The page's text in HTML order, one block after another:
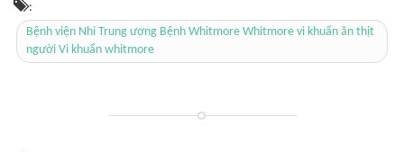
:
Bệnh viện Nhi Trung ương Bệnh Whitmore Whitmore vi khuẩn ăn thịt
người Vi khuẩn whitmore